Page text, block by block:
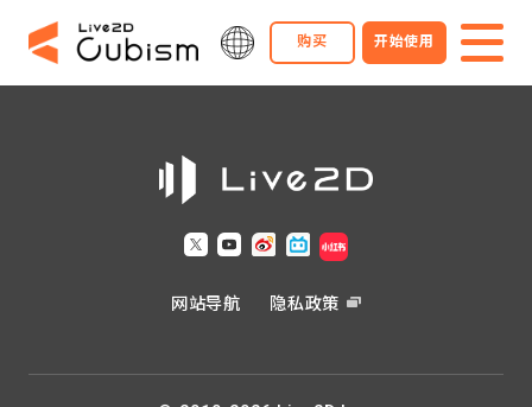
购买 开始使用
网站导航 隐私政策